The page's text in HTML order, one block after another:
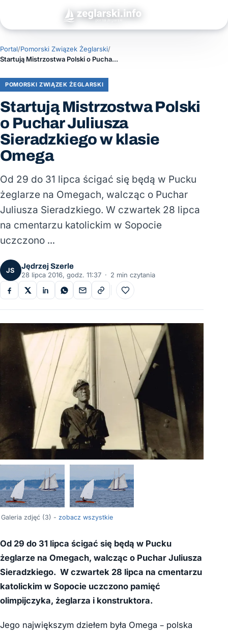
Portal/Pomorski Związek Żeglarski/
Startują Mistrzostwa Polski o Puchar Juliusza Sieradzkiego w klasie Omega
POMORSKI ZWIĄZEK ŻEGLARSKI
Startują Mistrzostwa Polski
o Puchar Juliusza
Sieradzkiego w klasie
Omega
Od 29 do 31 lipca ścigać się będą w Pucku
żeglarze na Omegach, walcząc o Puchar
Juliusza Sieradzkiego. W czwartek 28 lipca
na cmentarzu katolickim w Sopocie
uczczono …
JS
Jędrzej Szerle
28 lipca 2016, godz. 11:37 · 2 min czytania
Do ulubionych
Galeria zdjęć (3) - zobacz wszystkie
Od 29 do 31 lipca ścigać się będą w Pucku
żeglarze na Omegach, walcząc o Puchar Juliusza
Sieradzkiego. W czwartek 28 lipca na cmentarzu
katolickim w Sopocie uczczono pamięć
olimpijczyka, żeglarza i konstruktora.
Jego największym dziełem była Omega – polska